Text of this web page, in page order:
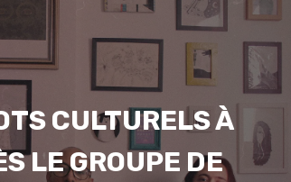
CULTURELS À
LE GROUPE DE